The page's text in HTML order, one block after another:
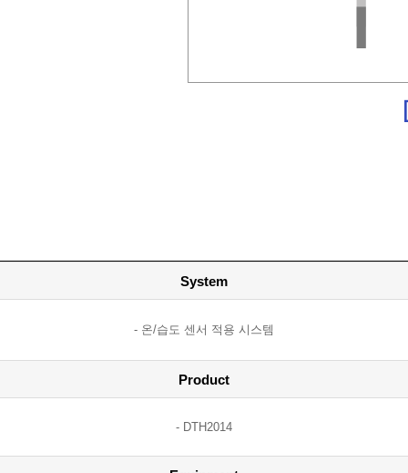
System
온/습도 센서 적용 시스템
Product
DTH2014